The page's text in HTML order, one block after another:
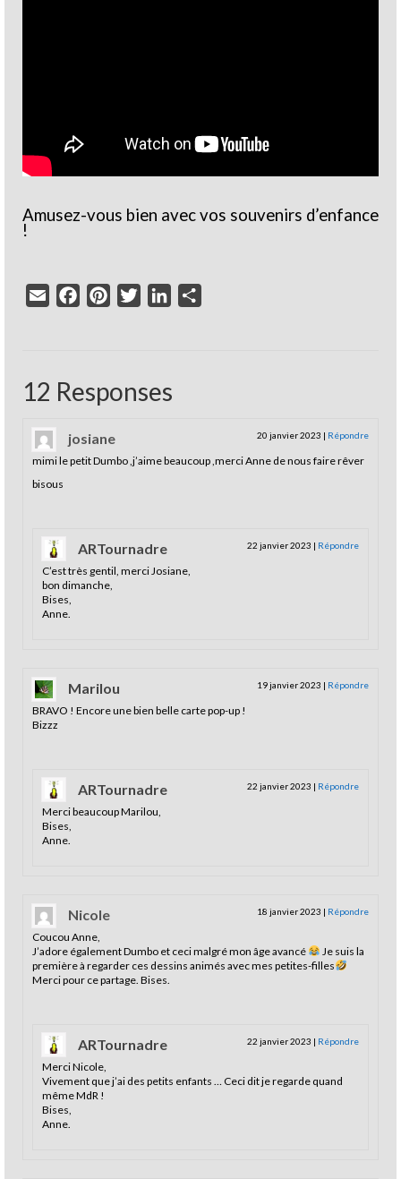
Amusez-vous bien avec vos souvenirs d’enfance
!
Email FacebookPinterestTwitterLinkedIn
12 Responses
josiane 20 janvier 2023 | Répondre
mimi le petit Dumbo ,j’aime beaucoup ,merci Anne de nous faire rêver
bisous
ARTournadre 22 janvier 2023 | Répondre
C’est très gentil, merci Josiane,
bon dimanche,
Bises,
Anne.
Marilou 19 janvier 2023 | Répondre
BRAVO ! Encore une bien belle carte pop-up !
Bizzz
ARTournadre 22 janvier 2023 | Répondre
Merci beaucoup Marilou,
Bises,
Anne.
Nicole 18 janvier 2023 | Répondre
Coucou Anne,
J’adore également Dumbo et ceci malgré mon âge avancé
Je suis la
première à regarder ces dessins animés avec mes petites-filles
Merci pour ce partage. Bises.
ARTournadre 22 janvier 2023 | Répondre
Merci Nicole,
Vivement que j’ai des petits enfants … Ceci dit je regarde quand
même MdR !
Bises,
Anne.